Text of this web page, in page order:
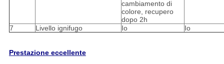
cambiamento di
colore, recupero
dopo 2h
7 Livello ignifugo Io Io
Prestazione eccellente